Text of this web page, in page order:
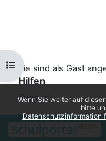
Wenn Sie weiter auf
bitte
Datenschutzinformation
Kursindex öffnen
Sie sind als Gast
Hilfen
Support ...